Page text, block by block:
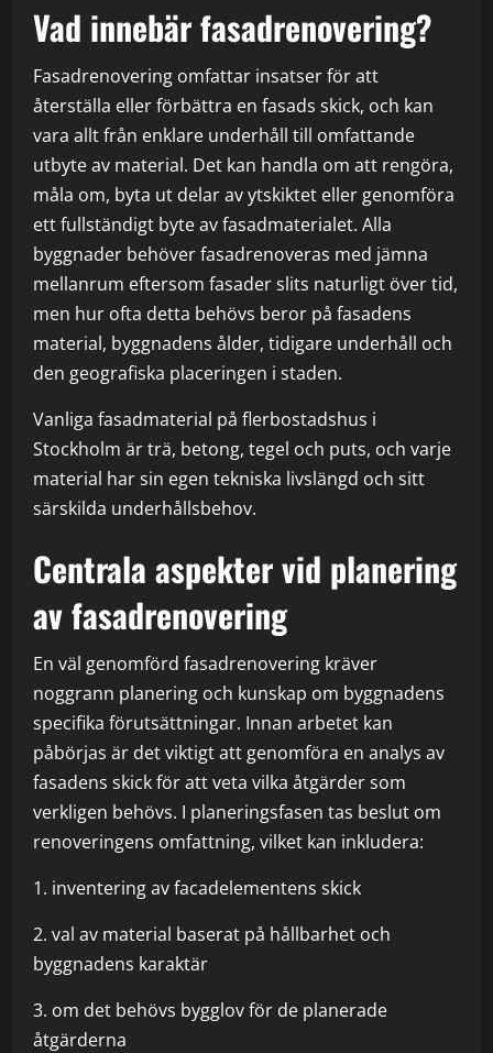
Vad innebär fasadrenovering?
Fasadrenovering omfattar insatser för att
återställa eller förbättra en fasads skick, och kan
vara allt från enklare underhåll till omfattande
utbyte av material. Det kan handla om att rengöra,
måla om, byta ut delar av ytskiktet eller genomföra
ett fullständigt byte av fasadmaterialet. Alla
byggnader behöver fasadrenoveras med jämna
mellanrum eftersom fasader slits naturligt över tid,
men hur ofta detta behövs beror på fasadens
material, byggnadens ålder, tidigare underhåll och
den geografiska placeringen i staden.
Vanliga fasadmaterial på flerbostadshus i
Stockholm är trä, betong, tegel och puts, och varje
material har sin egen tekniska livslängd och sitt
särskilda underhållsbehov.
Centrala aspekter vid planering
av fasadrenovering
En väl genomförd fasadrenovering kräver
noggrann planering och kunskap om byggnadens
specifika förutsättningar. Innan arbetet kan
påbörjas är det viktigt att genomföra en analys av
fasadens skick för att veta vilka åtgärder som
verkligen behövs. I planeringsfasen tas beslut om
renoveringens omfattning, vilket kan inkludera:
1. inventering av facadelementens skick
2. val av material baserat på hållbarhet och
byggnadens karaktär
3. om det behövs bygglov för de planerade
åtgärderna